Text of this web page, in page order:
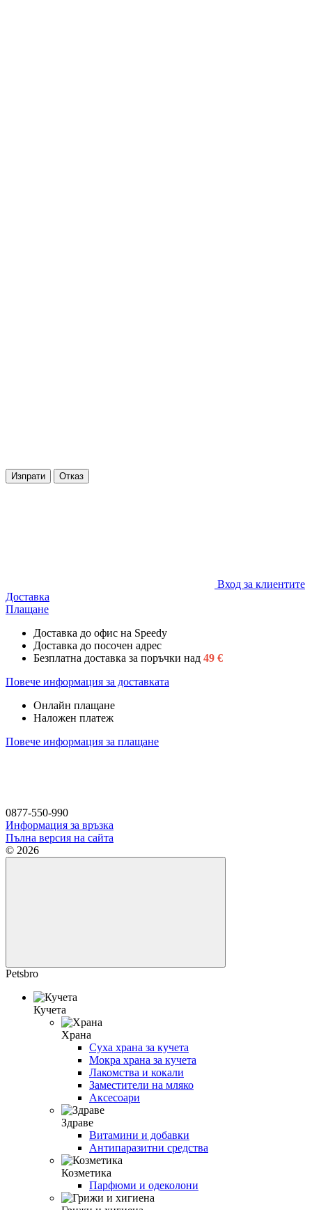
Изпрати Отказ
Вход за клиентите
Доставка
Плащане
Доставка до офис на Speedy
Доставка до посочен адрес
Безплатна доставка за поръчки над 49 €
Повече информация за доставката
Онлайн плащане
Наложен платеж
Повече информация за плащане
0877-550-990
Информация за връзка
Пълна версия на сайта
© 2026
Petsbro
Кучета
Храна
Суха храна за кучета
Мокра храна за кучета
Лакомства и кокали
Заместители на мляко
Аксесоари
Здраве
Витамини и добавки
Антипаразитни средства
Козметика
Парфюми и одеколони